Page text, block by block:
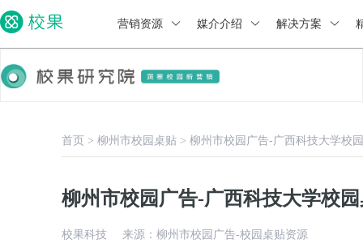
营销资源 媒介介绍 解决方案
首页 > 柳州市校园桌贴 > 柳州市校园广告-广西科技大学校
柳州市校园广告-广西科技大学校
校果科技 来源：柳州市校园广告-校园桌贴资源